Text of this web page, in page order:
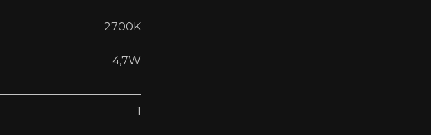
2700K
4,7W
1